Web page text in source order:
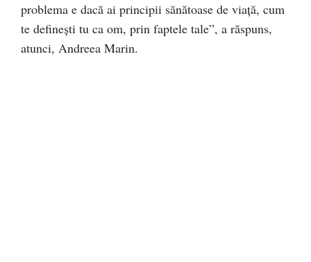
problema e dacă ai principii sănătoase de viață, cum
te definești tu ca om, prin faptele tale”, a răspuns,
atunci, Andreea Marin.